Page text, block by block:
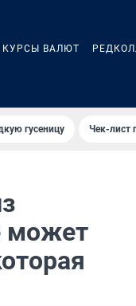
КУРСЫ ВАЛЮТ
гусеницу Чек-лист
может